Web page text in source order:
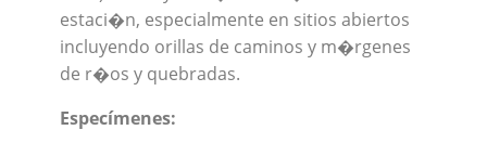
estaci�n, especialmente en sitios abiertos
incluyendo orillas de caminos y m�rgenes
de r�os y quebradas.
Especímenes: